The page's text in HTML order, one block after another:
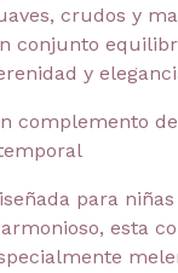
crudos y
conjunto
y
complemento
para
esta